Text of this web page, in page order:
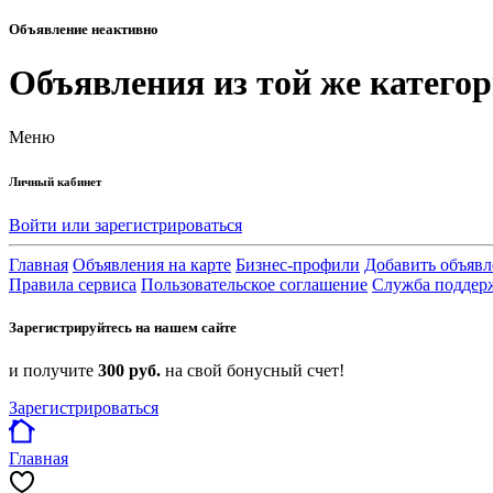
Объявление неактивно
Объявления из той же
Меню
Личный кабинет
Войти или зарегистрироваться
Главная Объявления на карте Бизнес-профили Добавить
Правила сервиса Пользовательское соглашение Служба
Зарегистрируйтесь на нашем сайте
и получите 300 руб. на свой бонусный счет!
Зарегистрироваться
Главная